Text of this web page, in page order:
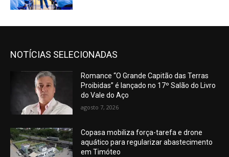
NOTÍCIAS SELECIONADAS
Romance “O Grande Capitão das Terras
Proibidas” é lançado no 17º Salão do Livro
do Vale do Aço
agosto 7, 2026
Copasa mobiliza força-tarefa e drone
aquático para regularizar abastecimento
em Timóteo